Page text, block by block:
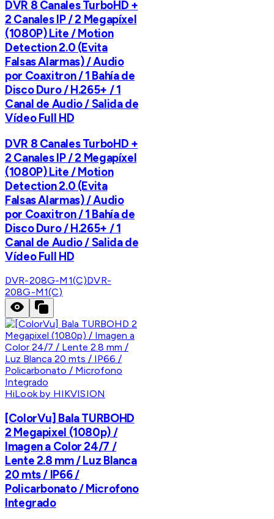
DVR 8 Canales TurboHD +
2 Canales IP / 2 Megapíxel
(1080P) Lite / Motion
Detection 2.0 (Evita
Falsas Alarmas) / Audio
por Coaxitron / 1 Bahía de
Disco Duro / H.265+ / 1
Canal de Audio / Salida de
Vídeo Full HD
DVR 8 Canales TurboHD +
2 Canales IP / 2 Megapíxel
(1080P) Lite / Motion
Detection 2.0 (Evita
Falsas Alarmas) / Audio
por Coaxitron / 1 Bahía de
Disco Duro / H.265+ / 1
Canal de Audio / Salida de
Vídeo Full HD
DVR-208G-M1(C)DVR-
208G-M1(C)
HiLook by HIKVISION
[ColorVu] Bala TURBOHD
2 Megapixel (1080p) /
Imagen a Color 24/7 /
Lente 2.8 mm / Luz Blanca
20 mts / IP66 /
Policarbonato / Microfono
Integrado